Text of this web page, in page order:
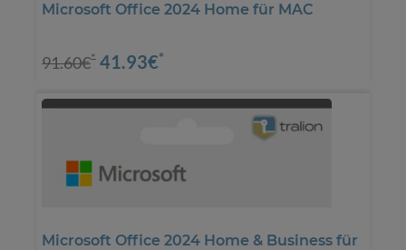
Microsoft Office 2024 Home für MAC
91.60€* 41.93€*
Microsoft Office 2024 Home & Business für